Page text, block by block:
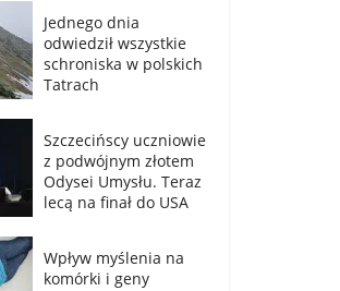
Jednego dnia
odwiedził wszystkie
schroniska w polskich
Tatrach
Szczecińscy uczniowie
z podwójnym złotem
Odysei Umysłu. Teraz
lecą na finał do USA
Wpływ myślenia na
komórki i geny